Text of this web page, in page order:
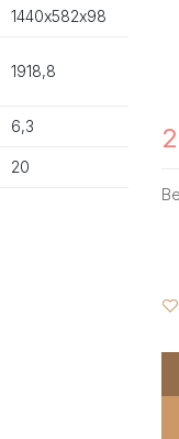
1440х582х98
1918,8
6,3
20